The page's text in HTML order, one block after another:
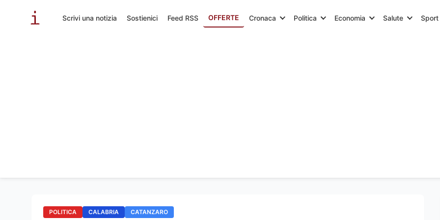
Scrivi una notizia Sostienici Feed RSS OFFERTE Cronaca Politica Economia Salute Sport
POLITICA CALABRIA CATANZARO